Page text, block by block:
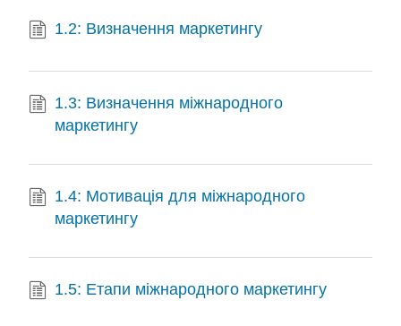
1.2: Визначення маркетингу
1.3: Визначення міжнародного
маркетингу
1.4: Мотивація для міжнародного
маркетингу
1.5: Етапи міжнародного маркетингу